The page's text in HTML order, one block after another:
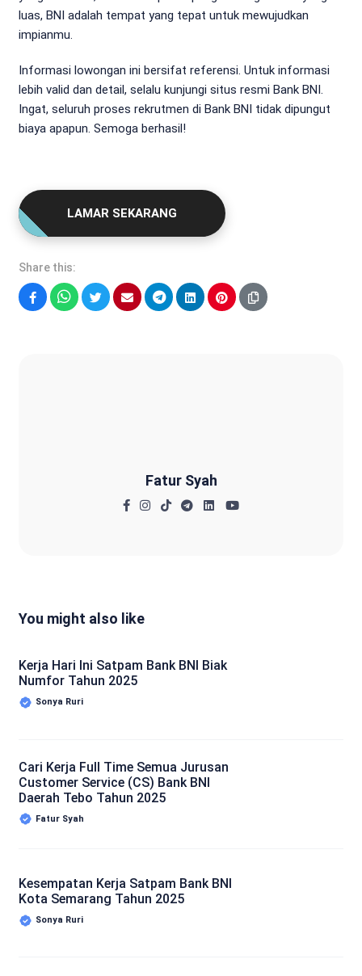
luas, BNI adalah tempat yang tepat untuk mewujudkan
impianmu.
Informasi lowongan ini bersifat referensi. Untuk informasi
lebih valid dan detail, selalu kunjungi situs resmi Bank BNI.
Ingat, seluruh proses rekrutmen di Bank BNI tidak dipungut
biaya apapun. Semoga berhasil!
LAMAR SEKARANG
Share this:
Fatur Syah
You might also like
Kerja Hari Ini Satpam Bank BNI Biak
Numfor Tahun 2025
Sonya Ruri
Cari Kerja Full Time Semua Jurusan
Customer Service (CS) Bank BNI
Daerah Tebo Tahun 2025
Fatur Syah
Kesempatan Kerja Satpam Bank BNI
Kota Semarang Tahun 2025
Sonya Ruri